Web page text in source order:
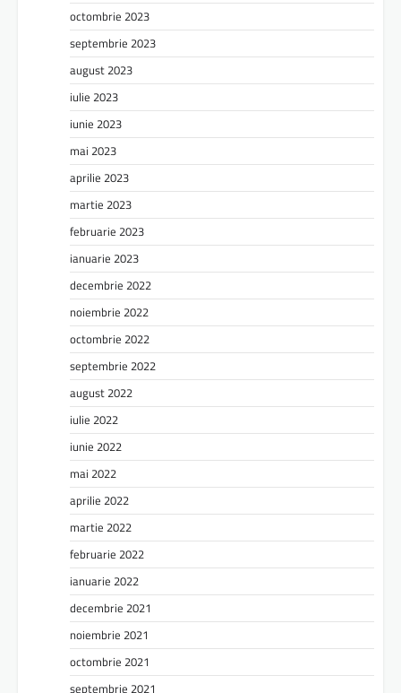
octombrie 2023
septembrie 2023
august 2023
iulie 2023
iunie 2023
mai 2023
aprilie 2023
martie 2023
februarie 2023
ianuarie 2023
decembrie 2022
noiembrie 2022
octombrie 2022
septembrie 2022
august 2022
iulie 2022
iunie 2022
mai 2022
aprilie 2022
martie 2022
februarie 2022
ianuarie 2022
decembrie 2021
noiembrie 2021
octombrie 2021
septembrie 2021